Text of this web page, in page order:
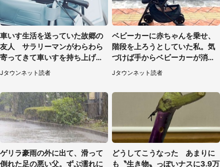
車いす生活を送っていた故郷の
友人 サラリーマンがわらわら
寄ってきて車いすを持ち上げ連
れて行った（福岡県・60代女
性）
Jタウンネット読者
ベビーカーに赤ちゃんを乗せ、
階段を上ろうとしていた私。気
づけば手からベビーカーが消え
ていて（神奈川県・60代女性）
Jタウンネット読者
ゲリラ豪雨の外に出て、滑って
倒れた足の悪い父。ずぶ濡れに
どうしてこうなった あまりに
も〝生き物〟っぽいナスに3.9万